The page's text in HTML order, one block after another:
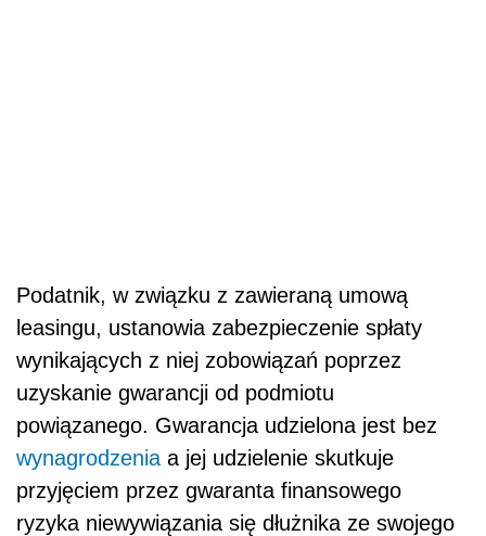
Podatnik, w związku z zawieraną umową
leasingu, ustanowia zabezpieczenie spłaty
wynikających z niej zobowiązań poprzez
uzyskanie gwarancji od podmiotu
powiązanego. Gwarancja udzielona jest bez
wynagrodzenia a jej udzielenie skutkuje
przyjęciem przez gwaranta finansowego
ryzyka niewywiązania się dłużnika ze swojego